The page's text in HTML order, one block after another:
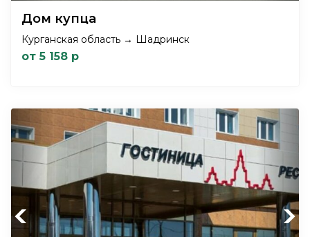
Дом купца
Курганская область → Шадринск
от 5 158 р
Previous Next